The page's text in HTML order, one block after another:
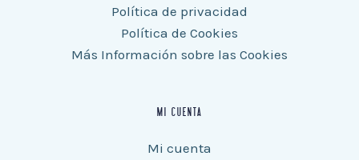
Política de privacidad
Política de Cookies
Más Información sobre las Cookies
MI CUENTA
Mi cuenta